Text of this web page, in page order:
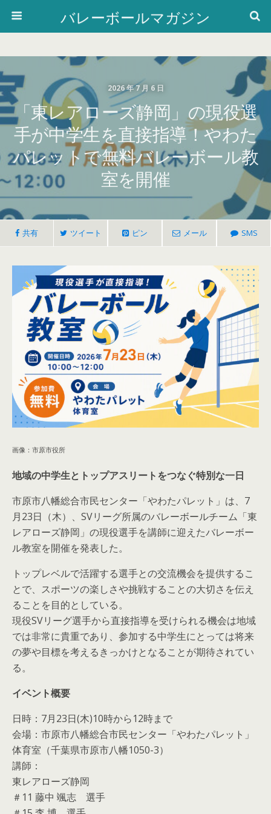
バレーボールマガジン
2026 年 7 月 6 日
「東レアローズ静岡」の現役選
手が中学生を直接指導！やわた
パレットで無料バレーボール教
室を開催
共有 ツイート ピン メール SMS
画像：市原市役所
地域の中学生とトップアスリートをつなぐ特別な一日
市原市八幡総合市民センター「やわたパレット」は、7
月23日（木）、SVリーグ所属のバレーボールチーム「東
レアローズ静岡」の現役選手を講師に迎えたバレーボー
ル教室を開催を発表した。
トップレベルで活躍する選手との交流機会を提供するこ
とで、スポーツの楽しさや挑戦することの大切さを伝え
ることを目的としている。
現役SVリーグ選手から直接指導を受けられる機会は地域
では非常に貴重であり、参加する中学生にとっては将来
の夢や目標を考えるきっかけとなることが期待されてい
る。
イベント概要
日時：7月23日(木)10時から12時まで
会場：市原市八幡総合市民センター「やわたパレット」
体育室（千葉県市原市八幡1050-3）
講師：
東レアローズ静岡
＃11 藤中 颯志 選手